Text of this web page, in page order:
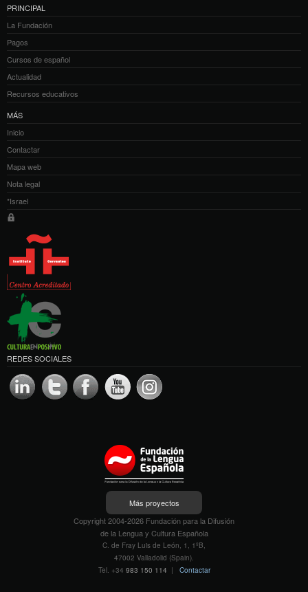
PRINCIPAL
La Fundación
Pagos
Cursos de español
Actualidad
Recursos educativos
MÁS
Inicio
Contactar
Mapa web
Nota legal
*Israel
REDES SOCIALES
Más proyectos
Copyright 2004-2026 Fundación para la Difusión
de la Lengua y Cultura Española
C. de Fray Luis de León, 1, 1ºB,
47002 Valladolid (Spain).
Tel. +34 983 150 114 | Contactar